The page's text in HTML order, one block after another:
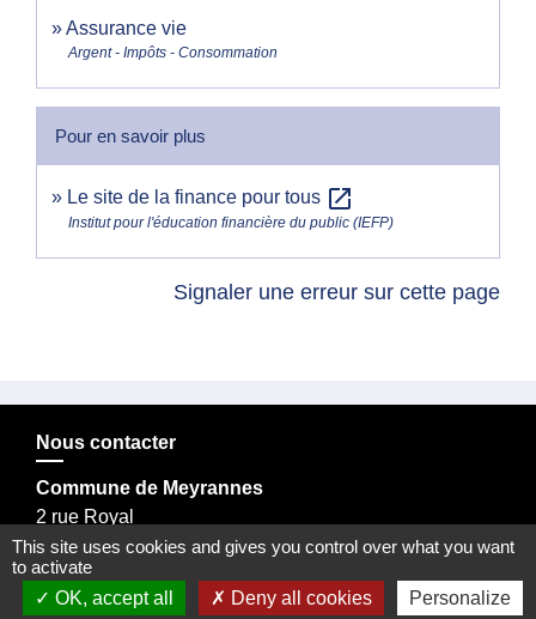
Assurance vie
Argent - Impôts - Consommation
Pour en savoir plus
Le site de la finance pour tous open_in_new
Institut pour l'éducation financière du public (IEFP)
Signaler une erreur sur cette page
Nous contacter
Commune de Meyrannes
2 rue Royal
30410 Meyrannes - FRANCE
Formulaire de contact
This site uses cookies and gives you control over what you want
to activate
OK, accept all
Deny all cookies Personalize